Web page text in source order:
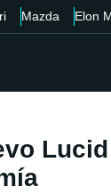
Mazda Elon